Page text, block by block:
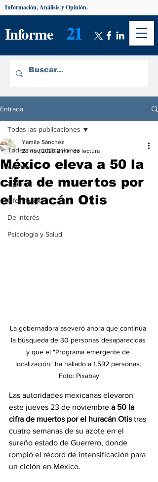
Informe 21
Información, Análisis y Opinión.
Entrada
Todas las publicaciones
Análisis
Opinión
Información
De interés
Psicología y Salud
Todas las publicaciones
México eleva a 50 la
cifra de muertos por
el huracán Otis
Yamile Sánchez
23 nov 2023 2 min de lectura
La gobernadora aseveró ahora que continúa
la búsqueda de 30 personas desaparecidas
y que el "Programa emergente de
localización" ha hallado a 1.592 personas.
Foto: Pixabay
Las autoridades mexicanas elevaron
este jueves 23 de noviembre a 50 la
cifra de muertos por el huracán Otis tras
cuatro semanas de su azote en el
sureño estado de Guerrero, donde
rompió el récord de intensificación para
un ciclón en México.